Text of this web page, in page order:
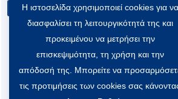
Επικοινωνία
Η ιστοσελίδα χρησιμοποιεί cookies για να
διασφαλίσει τη λειτουργικότητά της και
προκειμένου να μετρήσει την
επισκεψιμότητα, τη χρήση και την
απόδοσή της. Μπορείτε να
τις προτιμήσεις των cookies σας